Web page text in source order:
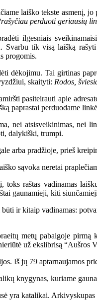
laiško tekste asmenį, jo
perduoti geriausių
ilgesniais
Svarbu tik visą laišką
progomis.
dėkojimu. Tai girtinas
skaityti: Rodos,
pasiteirauti apie
paprastai perduodame
nei atsisveikinimas, nei
dalykiški, trumpi.
arba pradžioje, prieš
sąvoka neretai
raštas vadinamas
gaunamieji, kiti
ir kitaip vadinamas:
metų pabaigoje pirmą
už ekslibrisą “Aušros
Iš jų 79 aptarnaujamos
knygynas, kuriame
katalikai. Arkivyskupas